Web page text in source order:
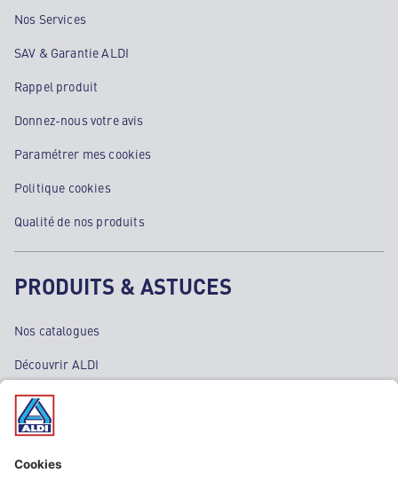
Nos Services
SAV & Garantie ALDI
Rappel produit
Donnez-nous votre avis
Paramétrer mes cookies
Politique cookies
Qualité de nos produits
PRODUITS & ASTUCES
Nos catalogues
Découvrir ALDI
Nos bons plans
Nos rayons
Nos marques